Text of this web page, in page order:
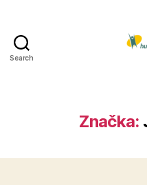
Search
Značka: